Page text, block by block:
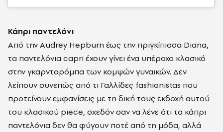
Κάπρι παντελόνι
Από την Audrey Hepburn έως την πριγκίπισσα Diana,
τα παντελόνια capri έχουν γίνει ένα υπέροχο κλασικό
στην γκαρνταρόμπα των κομψών γυναικών. Δεν
λείπουν συνεπώς από τι Γαλλίδες fashionistas που
προτείνουν εμφανίσεις με τη δική τους εκδοχή αυτού
του κλασικού piece, σχεδόν σαν να λένε ότι τα κάπρι
παντελόνια δεν θα φύγουν ποτέ από τη μόδα, αλλά